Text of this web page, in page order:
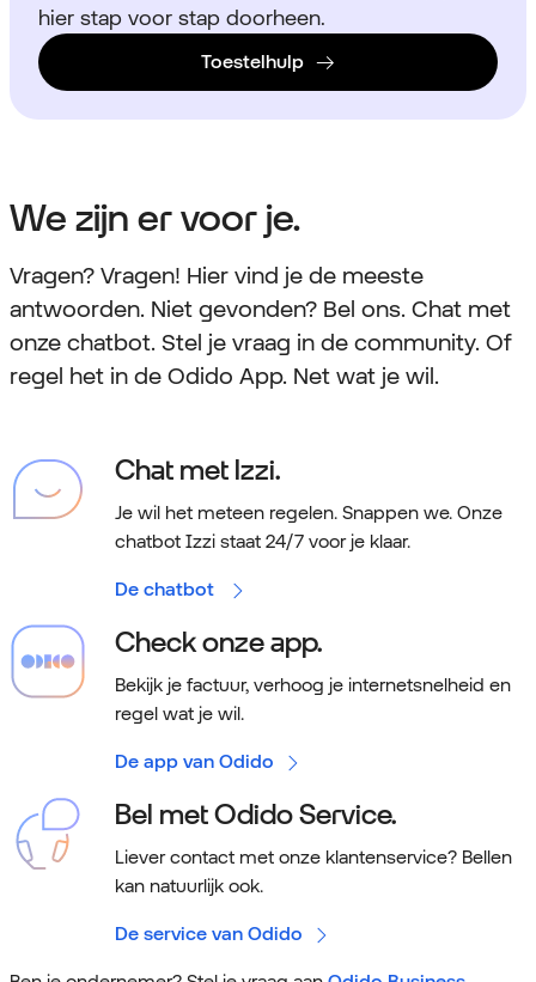
hier stap voor stap doorheen.
Toestelhulp
We zijn er voor je.
Vragen? Vragen! Hier vind je de meeste
antwoorden. Niet gevonden? Bel ons. Chat met
onze chatbot. Stel je vraag in de community. Of
regel het in de Odido App. Net wat je wil.
Chat met Izzi.
Je wil het meteen regelen. Snappen we. Onze
chatbot Izzi staat 24/7 voor je klaar.
De chatbot
Check onze app.
Bekijk je factuur, verhoog je internetsnelheid en
regel wat je wil.
De app van Odido
Bel met Odido Service.
Liever contact met onze klantenservice? Bellen
kan natuurlijk ook.
De service van Odido